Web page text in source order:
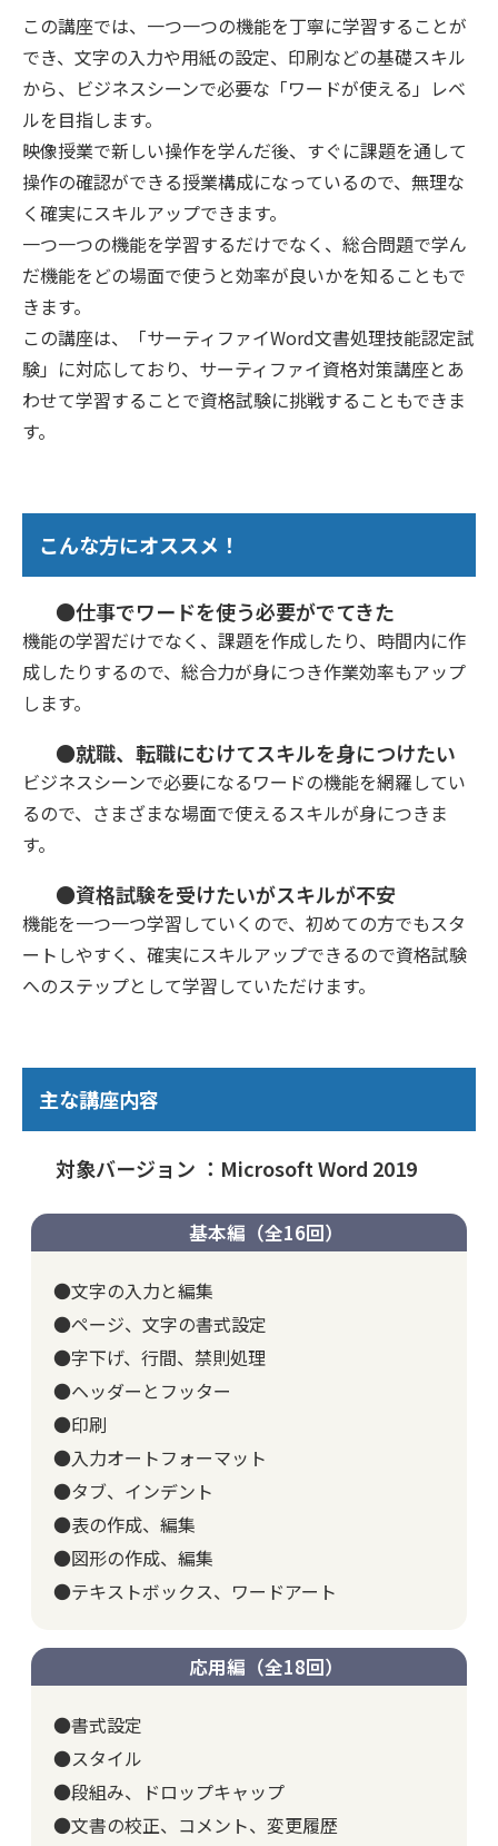
この講座では、一つ一つの機能を丁寧に学習することが
でき、文字の入力や用紙の設定、印刷などの基礎スキル
から、ビジネスシーンで必要な「ワードが使える」レベ
ルを目指します。
映像授業で新しい操作を学んだ後、すぐに課題を通して
操作の確認ができる授業構成になっているので、無理な
く確実にスキルアップできます。
一つ一つの機能を学習するだけでなく、総合問題で学ん
だ機能をどの場面で使うと効率が良いかを知ることもで
きます。
この講座は、「サーティファイWord文書処理技能認定試
験」に対応しており、サーティファイ資格対策講座とあ
わせて学習することで資格試験に挑戦することもできま
す。
こんな方にオススメ！
●仕事でワードを使う必要がでてきた
機能の学習だけでなく、課題を作成したり、時間内に作
成したりするので、総合力が身につき作業効率もアップ
します。
●就職、転職にむけてスキルを身につけたい
ビジネスシーンで必要になるワードの機能を網羅してい
るので、さまざまな場面で使えるスキルが身につきま
す。
●資格試験を受けたいがスキルが不安
機能を一つ一つ学習していくので、初めての方でもスタ
ートしやすく、確実にスキルアップできるので資格試験
へのステップとして学習していただけます。
主な講座内容
対象バージョン ：Microsoft Word 2019
基本編（全16回）
●文字の入力と編集
●ページ、文字の書式設定
●字下げ、行間、禁則処理
●ヘッダーとフッター
●印刷
●入力オートフォーマット
●タブ、インデント
●表の作成、編集
●図形の作成、編集
●テキストボックス、ワードアート
応用編（全18回）
●書式設定
●スタイル
●段組み、ドロップキャップ
●文書の校正、コメント、変更履歴